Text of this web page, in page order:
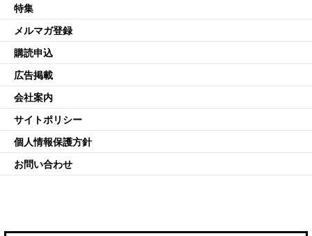
特集
メルマガ登録
購読申込
広告掲載
会社案内
サイトポリシー
個人情報保護方針
お問い合わせ